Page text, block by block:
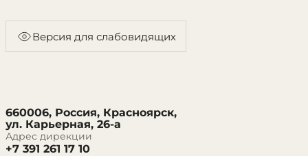
Версия для слабовидящих
660006, Россия, Красноярск,
ул. Карьерная, 26-а
Адрес дирекции
+7 391 261 17 10